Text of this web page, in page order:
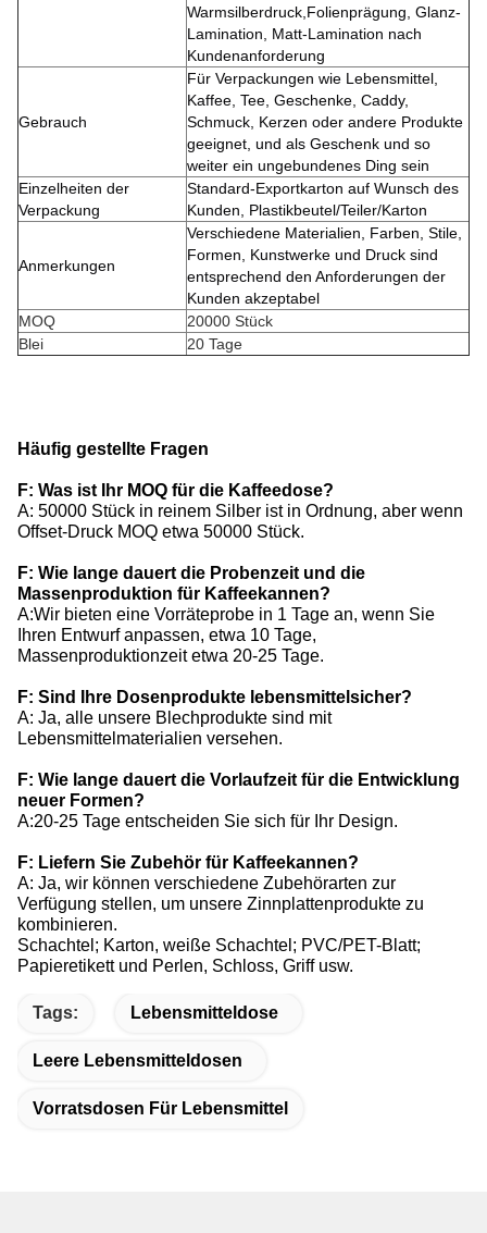
Warmsilberdruck,Folienprägung, Glanz-
Lamination, Matt-Lamination nach
Kundenanforderung
Gebrauch
Für Verpackungen wie Lebensmittel,
Kaffee, Tee, Geschenke, Caddy,
Schmuck, Kerzen oder andere Produkte
geeignet, und als Geschenk und so
weiter ein ungebundenes Ding sein
Einzelheiten der
Verpackung
Standard-Exportkarton auf Wunsch des
Kunden, Plastikbeutel/Teiler/Karton
Anmerkungen
Verschiedene Materialien, Farben, Stile,
Formen, Kunstwerke und Druck sind
entsprechend den Anforderungen der
Kunden akzeptabel
MOQ
20000 Stück
Blei
20 Tage
Häufig gestellte Fragen
F: Was ist Ihr MOQ für die Kaffeedose?
A: 50000 Stück in reinem Silber ist in Ordnung, aber wenn
Offset-Druck MOQ etwa 50000 Stück.
F: Wie lange dauert die Probenzeit und die
Massenproduktion für Kaffeekannen?
A:Wir bieten eine Vorräteprobe in 1 Tage an, wenn Sie
Ihren Entwurf anpassen, etwa 10 Tage,
Massenproduktionzeit etwa 20-25 Tage.
F: Sind Ihre Dosenprodukte lebensmittelsicher?
A: Ja, alle unsere Blechprodukte sind mit
Lebensmittelmaterialien versehen.
F: Wie lange dauert die Vorlaufzeit für die Entwicklung
neuer Formen?
A:20-25 Tage entscheiden Sie sich für Ihr Design.
F: Liefern Sie Zubehör für Kaffeekannen?
A: Ja, wir können verschiedene Zubehörarten zur
Verfügung stellen, um unsere Zinnplattenprodukte zu
kombinieren.
Schachtel; Karton, weiße Schachtel; PVC/PET-Blatt;
Papieretikett und Perlen, Schloss, Griff usw.
Tags: Lebensmitteldose
Leere Lebensmitteldosen
Vorratsdosen Für Lebensmittel